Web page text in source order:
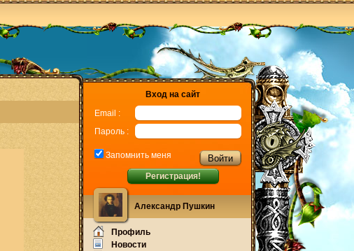
Вход на сайт
Email :
Пароль :
Запомнить меня
Регистрация!
Александр Пушкин
Профиль
Новости